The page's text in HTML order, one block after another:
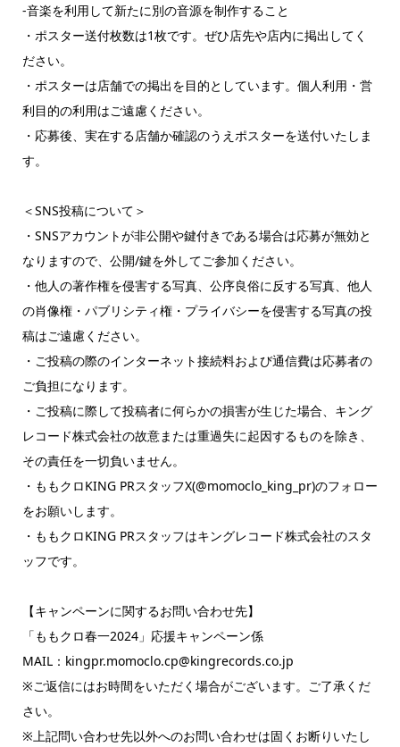
-音楽を利用して新たに別の音源を制作すること
・ポスター送付枚数は1枚です。ぜひ店先や店内に掲出してく
ださい。
・ポスターは店舗での掲出を目的としています。個人利用・営
利目的の利用はご遠慮ください。
・応募後、実在する店舗か確認のうえポスターを送付いたしま
す。
＜SNS投稿について＞
・SNSアカウントが非公開や鍵付きである場合は応募が無効と
なりますので、公開/鍵を外してご参加ください。
・他人の著作権を侵害する写真、公序良俗に反する写真、他人
の肖像権・パブリシティ権・プライバシーを侵害する写真の投
稿はご遠慮ください。
・ご投稿の際のインターネット接続料および通信費は応募者の
ご負担になります。
・ご投稿に際して投稿者に何らかの損害が生じた場合、キング
レコード株式会社の故意または重過失に起因するものを除き、
その責任を一切負いません。
・ももクロKING PRスタッフX(@momoclo_king_pr)のフォロー
をお願いします。
・ももクロKING PRスタッフはキングレコード株式会社のスタ
ッフです。
【キャンペーンに関するお問い合わせ先】
「ももクロ春一2024」応援キャンペーン係
MAIL：kingpr.momoclo.cp@kingrecords.co.jp
※ご返信にはお時間をいただく場合がございます。ご了承くだ
さい。
※上記問い合わせ先以外へのお問い合わせは固くお断りいたし